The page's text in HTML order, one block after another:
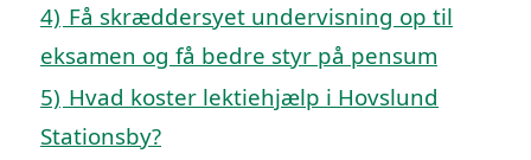
4) Få skræddersyet undervisning op til
eksamen og få bedre styr på pensum
5) Hvad koster lektiehjælp i Hovslund
Stationsby?